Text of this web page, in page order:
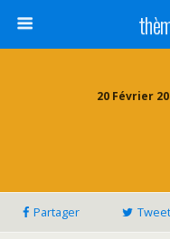
20 Février
Partager